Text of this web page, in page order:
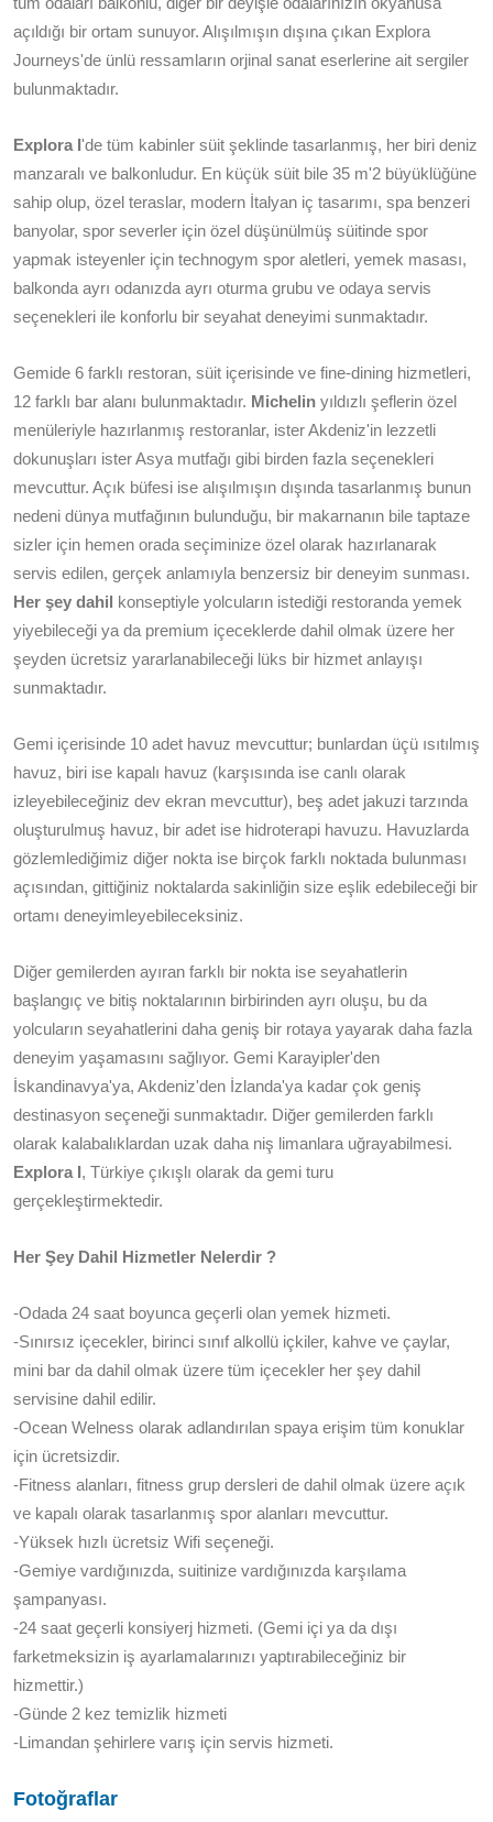
açıldığı bir ortam sunuyor. Alışılmışın dışına çıkan Explora
Journeys'de ünlü ressamların orjinal sanat eserlerine ait sergiler
bulunmaktadır.
Explora I'de tüm kabinler süit şeklinde tasarlanmış, her biri deniz
manzaralı ve balkonludur. En küçük süit bile 35 m'2 büyüklüğüne
sahip olup, özel teraslar, modern İtalyan iç tasarımı, spa benzeri
banyolar, spor severler için özel düşünülmüş süitinde spor
yapmak isteyenler için technogym spor aletleri, yemek masası,
balkonda ayrı odanızda ayrı oturma grubu ve odaya servis
seçenekleri ile konforlu bir seyahat deneyimi sunmaktadır.
Gemide 6 farklı restoran, süit içerisinde ve fine-dining hizmetleri,
12 farklı bar alanı bulunmaktadır. Michelin yıldızlı şeflerin özel
menüleriyle hazırlanmış restoranlar, ister Akdeniz'in lezzetli
dokunuşları ister Asya mutfağı gibi birden fazla seçenekleri
mevcuttur. Açık büfesi ise alışılmışın dışında tasarlanmış bunun
nedeni dünya mutfağının bulunduğu, bir makarnanın bile taptaze
sizler için hemen orada seçiminize özel olarak hazırlanarak
servis edilen, gerçek anlamıyla benzersiz bir deneyim sunması.
Her şey dahil konseptiyle yolcuların istediği restoranda yemek
yiyebileceği ya da premium içeceklerde dahil olmak üzere her
şeyden ücretsiz yararlanabileceği lüks bir hizmet anlayışı
sunmaktadır.
Gemi içerisinde 10 adet havuz mevcuttur; bunlardan üçü ısıtılmış
havuz, biri ise kapalı havuz (karşısında ise canlı olarak
izleyebileceğiniz dev ekran mevcuttur), beş adet jakuzi tarzında
oluşturulmuş havuz, bir adet ise hidroterapi havuzu. Havuzlarda
gözlemlediğimiz diğer nokta ise birçok farklı noktada bulunması
açısından, gittiğiniz noktalarda sakinliğin size eşlik edebileceği bir
ortamı deneyimleyebileceksiniz.
Diğer gemilerden ayıran farklı bir nokta ise seyahatlerin
başlangıç ve bitiş noktalarının birbirinden ayrı oluşu, bu da
yolcuların seyahatlerini daha geniş bir rotaya yayarak daha fazla
deneyim yaşamasını sağlıyor. Gemi Karayipler'den
İskandinavya'ya, Akdeniz'den İzlanda'ya kadar çok geniş
destinasyon seçeneği sunmaktadır. Diğer gemilerden farklı
olarak kalabalıklardan uzak daha niş limanlara uğrayabilmesi.
Explora I, Türkiye çıkışlı olarak da gemi turu
gerçekleştirmektedir.
Her Şey Dahil Hizmetler Nelerdir ?
-Odada 24 saat boyunca geçerli olan yemek hizmeti.
-Sınırsız içecekler, birinci sınıf alkollü içkiler, kahve ve çaylar,
mini bar da dahil olmak üzere tüm içecekler her şey dahil
servisine dahil edilir.
-Ocean Welness olarak adlandırılan spaya erişim tüm konuklar
için ücretsizdir.
-Fitness alanları, fitness grup dersleri de dahil olmak üzere açık
ve kapalı olarak tasarlanmış spor alanları mevcuttur.
-Yüksek hızlı ücretsiz Wifi seçeneği.
-Gemiye vardığınızda, suitinize vardığınızda karşılama
şampanyası.
-24 saat geçerli konsiyerj hizmeti. (Gemi içi ya da dışı
farketmeksizin iş ayarlamalarınızı yaptırabileceğiniz bir
hizmettir.)
-Günde 2 kez temizlik hizmeti
-Limandan şehirlere varış için servis hizmeti.
Fotoğraflar